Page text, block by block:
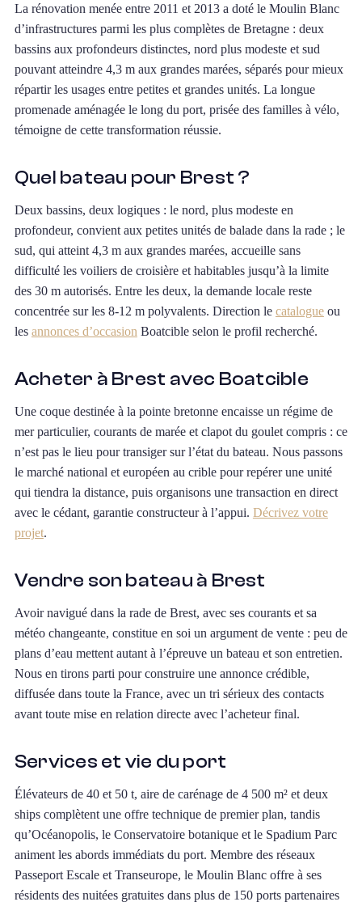
La rénovation menée entre 2011 et 2013 a doté le Moulin Blanc
d’infrastructures parmi les plus complètes de Bretagne : deux
bassins aux profondeurs distinctes, nord plus modeste et sud
pouvant atteindre 4,3 m aux grandes marées, séparés pour mieux
répartir les usages entre petites et grandes unités. La longue
promenade aménagée le long du port, prisée des familles à vélo,
témoigne de cette transformation réussie.
Quel bateau pour Brest ?
Deux bassins, deux logiques : le nord, plus modeste en
profondeur, convient aux petites unités de balade dans la rade ; le
sud, qui atteint 4,3 m aux grandes marées, accueille sans
difficulté les voiliers de croisière et habitables jusqu’à la limite
des 30 m autorisés. Entre les deux, la demande locale reste
concentrée sur les 8-12 m polyvalents. Direction le catalogueou
les annonces d’occasion Boatcible selon le profil recherché.
Acheter à Brest avec Boatcible
Une coque destinée à la pointe bretonne encaisse un régime de
mer particulier, courants de marée et clapot du goulet compris : ce
n’est pas le lieu pour transiger sur l’état du bateau. Nous passons
le marché national et européen au crible pour repérer une unité
qui tiendra la distance, puis organisons une transaction en direct
avec le cédant, garantie constructeur à l’appui. Décrivez votre
projet.
Vendre son bateau à Brest
Avoir navigué dans la rade de Brest, avec ses courants et sa
météo changeante, constitue en soi un argument de vente : peu de
plans d’eau mettent autant à l’épreuve un bateau et son entretien.
Nous en tirons parti pour construire une annonce crédible,
diffusée dans toute la France, avec un tri sérieux des contacts
avant toute mise en relation directe avec l’acheteur final.
Services et vie du port
Élévateurs de 40 et 50 t, aire de carénage de 4 500 m² et deux
ships complètent une offre technique de premier plan, tandis
qu’Océanopolis, le Conservatoire botanique et le Spadium Parc
animent les abords immédiats du port. Membre des réseaux
Passeport Escale et Transeurope, le Moulin Blanc offre à ses
résidents des nuitées gratuites dans plus de 150 ports partenaires